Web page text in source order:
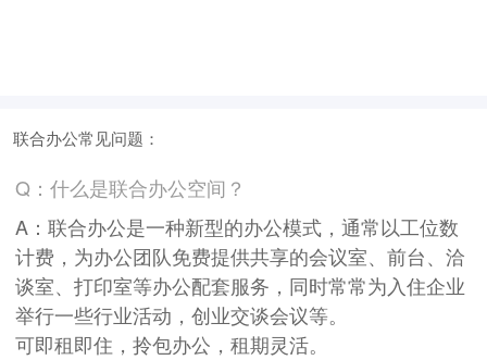
联合办公常见问题：
Q：什么是联合办公空间？
A：联合办公是一种新型的办公模式，通常以工位数
计费，为办公团队免费提供共享的会议室、前台、洽
谈室、打印室等办公配套服务，同时常常为入住企业
举行一些行业活动，创业交谈会议等。
可即租即住，拎包办公，租期灵活。